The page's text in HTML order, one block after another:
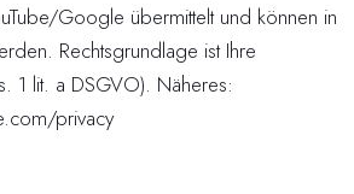
Google übermittelt und können in
Rechtsgrundlage ist Ihre
1 lit. a DSGVO). Näheres:
privacy